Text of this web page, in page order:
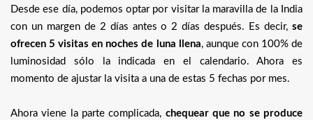
Desde ese día, podemos optar por visitar la maravilla de la India
con un margen de 2 días antes o 2 días después. Es decir, se
ofrecen 5 visitas en noches de luna llena, aunque con 100% de
luminosidad sólo la indicada en el calendario. Ahora es
momento de ajustar la visita a una de estas 5 fechas por mes.
Ahora viene la parte complicada, chequear que no se produce